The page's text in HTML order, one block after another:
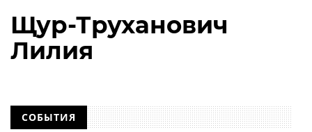
Щур-Труханович
Лилия
СОБЫТИЯ